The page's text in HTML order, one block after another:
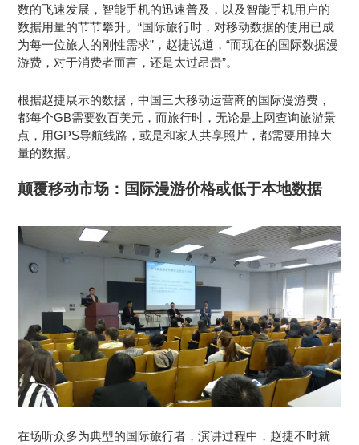
数的飞速发展，智能手机的迅速普及，以及智能手机用户的
数据用量的节节攀升。“国际旅行时，对移动数据的使用已成
为每一位旅人的刚性需求”，赵捷说道，“而现在的国际数据漫
游费，对于消费者而言，还是太过昂贵”。
根据赵捷展示的数据，中国三大移动运营商的国际漫游费，
都每个GB需要数百美元，而旅行时，无论是上网查询旅游景
点，用GPS导航线路，或是和家人共享照片，都需要用掉大
量的数据。
颠覆移动市场：国际漫游价格或低于本地数据
在场听众多为典型的国际旅行者，演讲过程中，赵捷不时就